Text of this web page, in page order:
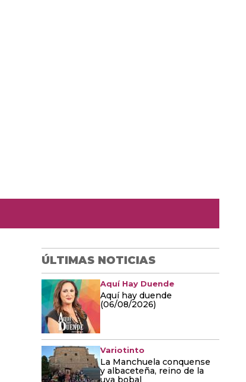
ÚLTIMAS NOTICIAS
Aquí Hay Duende
Aquí hay duende
(06/08/2026)
Variotinto
La Manchuela conquense
y albaceteña, reino de la
uva bobal